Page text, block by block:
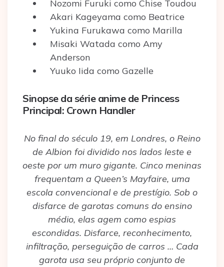
Nozomi Furuki como Chise Toudou
Akari Kageyama como Beatrice
Yukina Furukawa como Marilla
Misaki Watada como Amy
Anderson
Yuuko Iida como Gazelle
Sinopse da série anime de Princess
Principal: Crown Handler
No final do século 19, em Londres, o Reino
de Albion foi dividido nos lados leste e
oeste por um muro gigante. Cinco meninas
frequentam a Queen’s Mayfaire, uma
escola convencional e de prestígio. Sob o
disfarce de garotas comuns do ensino
médio, elas agem como espias
escondidas. Disfarce, reconhecimento,
infiltração, perseguição de carros … Cada
garota usa seu próprio conjunto de